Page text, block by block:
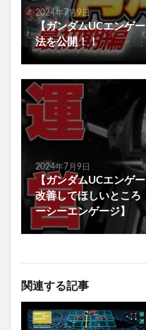
2024年7月9日
【ガンダムUCエンゲ
法を公開！！
2024年7月9日
【ガンダムUCエンゲ
改善してほしいとこ
ーシーエンゲージ】
関連する記事